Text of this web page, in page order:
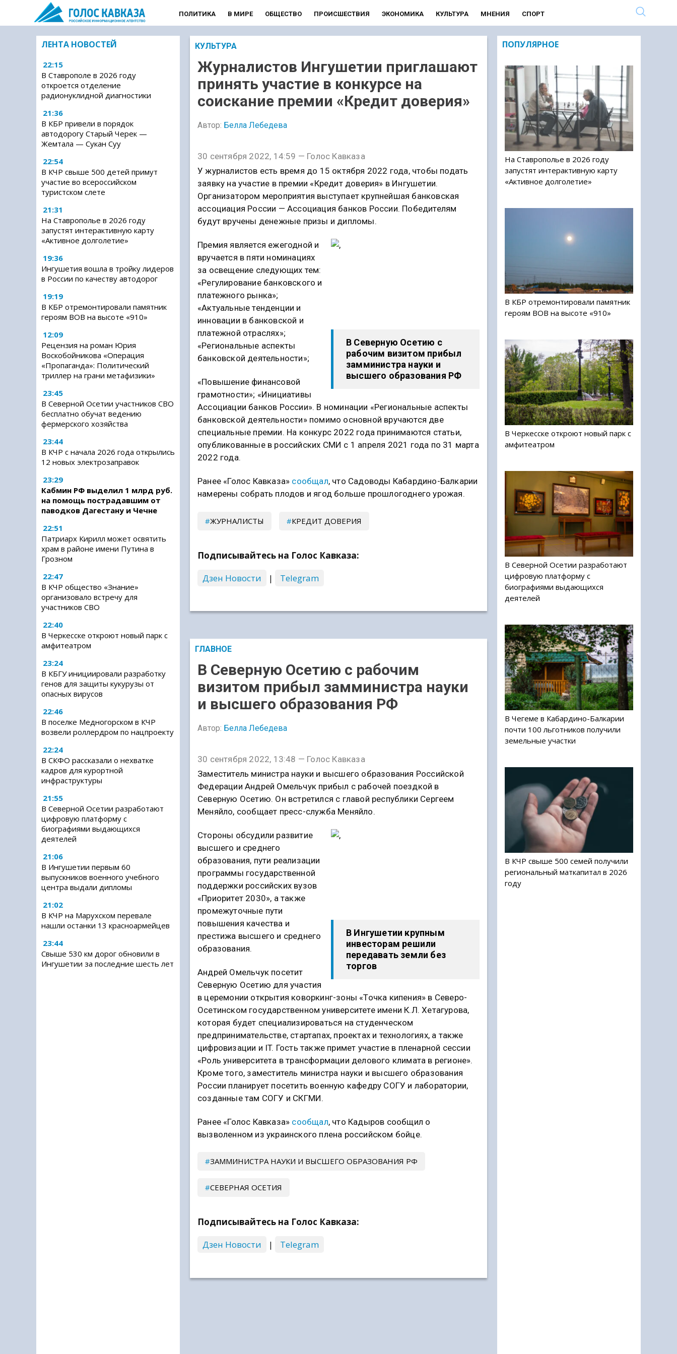
ПОЛИТИКА В МИРЕ ОБЩЕСТВО ПРОИСШЕСТВИЯ ЭКОНОМИКА КУЛЬТУРА МНЕНИЯ СПОРТ
ЛЕНТА НОВОСТЕЙ
22:15
В Ставрополе в 2026 году
откроется отделение
радионуклидной диагностики
21:36
В КБР привели в порядок
автодорогу Старый Черек —
Жемтала — Сукан Суу
22:54
В КЧР свыше 500 детей примут
участие во всероссийском
туристском слете
21:31
На Ставрополье в 2026 году
запустят интерактивную карту
«Активное долголетие»
19:36
Ингушетия вошла в тройку лидеров
в России по качеству автодорог
19:19
В КБР отремонтировали памятник
героям ВОВ на высоте «910»
12:09
Рецензия на роман Юрия
Воскобойникова «Операция
«Пропаганда»: Политический
триллер на грани метафизики»
23:45
В Северной Осетии участников СВО
бесплатно обучат ведению
фермерского хозяйства
23:44
В КЧР с начала 2026 года открылись
12 новых электрозаправок
23:29
Кабмин РФ выделил 1 млрд руб.
на помощь пострадавшим от
паводков Дагестану и Чечне
22:51
Патриарх Кирилл может освятить
храм в районе имени Путина в
Грозном
22:47
В КЧР общество «Знание»
организовало встречу для
участников СВО
22:40
В Черкесске откроют новый парк с
амфитеатром
23:24
В КБГУ инициировали разработку
генов для защиты кукурузы от
опасных вирусов
22:46
В поселке Медногорском в КЧР
возвели роллердром по нацпроекту
22:24
В СКФО рассказали о нехватке
кадров для курортной
инфраструктуры
21:55
В Северной Осетии разработают
цифровую платформу с
биографиями выдающихся
деятелей
21:06
В Ингушетии первым 60
выпускников военного учебного
центра выдали дипломы
21:02
В КЧР на Марухском перевале
нашли останки 13 красноармейцев
23:44
Свыше 530 км дорог обновили в
Ингушетии за последние шесть лет
КУЛЬТУРА
Журналистов Ингушетии приглашают
принять участие в конкурсе на
соискание премии «Кредит доверия»
Автор: Белла Лебедева
30 сентября 2022, 14:59 — Голос Кавказа
У журналистов есть время до 15 октября 2022 года, чтобы подать
заявку на участие в премии «Кредит доверия» в Ингушетии.
Организатором мероприятия выступает крупнейшая банковская
ассоциация России — Ассоциация банков России. Победителям
будут вручены денежные призы и дипломы.
В Северную Осетию с
рабочим визитом прибыл
замминистра науки и
высшего образования РФ
Премия является ежегодной и
вручается в пяти номинациях
за освещение следующих тем:
«Регулирование банковского и
платежного рынка»;
«Актуальные тенденции и
инновации в банковской и
платежной отраслях»;
«Региональные аспекты
банковской деятельности»;
«Повышение финансовой
грамотности»; «Инициативы
Ассоциации банков России». В номинации «Региональные аспекты
банковской деятельности» помимо основной вручаются две
специальные премии. На конкурс 2022 года принимаются статьи,
опубликованные в российских СМИ с 1 апреля 2021 года по 31 марта
2022 года.
Ранее «Голос Кавказа» сообщал, что Садоводы Кабардино-Балкарии
намерены собрать плодов и ягод больше прошлогоднего урожая.
ЖУРНАЛИСТЫ КРЕДИТ ДОВЕРИЯ
Подписывайтесь на Голос Кавказа:
Дзен Новости
| Telegram
ГЛАВНОЕ
В Северную Осетию с рабочим
визитом прибыл замминистра науки
и высшего образования РФ
Автор: Белла Лебедева
30 сентября 2022, 13:48 — Голос Кавказа
Заместитель министра науки и высшего образования Российской
Федерации Андрей Омельчук прибыл с рабочей поездкой в
Северную Осетию. Он встретился с главой республики Сергеем
Меняйло, сообщает пресс-служба Меняйло.
В Ингушетии крупным
инвесторам решили
передавать земли без
торгов
Стороны обсудили развитие
высшего и среднего
образования, пути реализации
программы государственной
поддержки российских вузов
«Приоритет 2030», а также
промежуточные пути
повышения качества и
престижа высшего и среднего
образования.
Андрей Омельчук посетит
Северную Осетию для участия
в церемонии открытия коворкинг-зоны «Точка кипения» в Северо-
Осетинском государственном университете имени К.Л. Хетагурова,
которая будет специализироваться на студенческом
предпринимательстве, стартапах, проектах и технологиях, а также
цифровизации и IT. Гость также примет участие в пленарной сессии
«Роль университета в трансформации делового климата в регионе».
Кроме того, заместитель министра науки и высшего образования
России планирует посетить военную кафедру СОГУ и лаборатории,
созданные там СОГУ и СКГМИ.
Ранее «Голос Кавказа» сообщал, что Кадыров сообщил о
вызволенном из украинского плена российском бойце.
ЗАММИНИСТРА НАУКИ И ВЫСШЕГО ОБРАЗОВАНИЯ РФ
СЕВЕРНАЯ ОСЕТИЯ
Подписывайтесь на Голос Кавказа:
Дзен Новости
| Telegram
ПОПУЛЯРНОЕ
На Ставрополье в 2026 году
запустят интерактивную карту
«Активное долголетие»
В КБР отремонтировали памятник
героям ВОВ на высоте «910»
В Черкесске откроют новый парк с
амфитеатром
В Северной Осетии разработают
цифровую платформу с
биографиями выдающихся
деятелей
В Чегеме в Кабардино-Балкарии
почти 100 льготников получили
земельные участки
В КЧР свыше 500 семей получили
региональный маткапитал в 2026
году